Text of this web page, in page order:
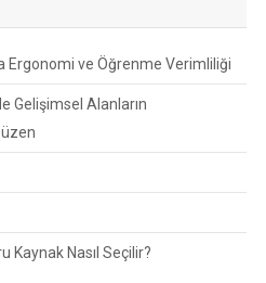
Ergonomi ve Öğrenme Verimliliği
Gelişimsel Alanların
Kaynak Nasıl Seçilir?